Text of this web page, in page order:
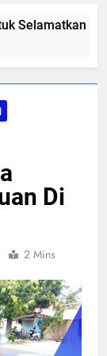
Selamatkan Ibu
Di
2 Mins